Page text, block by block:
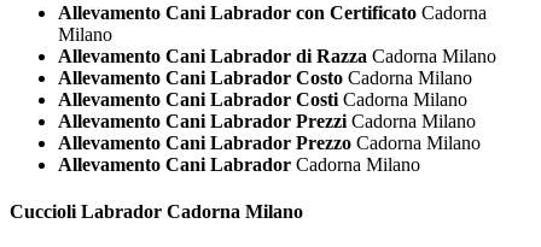
Allevamento Cani Labrador con Certificato Cadorna
Milano
Allevamento Cani Labrador di Razza Cadorna Milano
Allevamento Cani Labrador Costo Cadorna Milano
Allevamento Cani Labrador Costi Cadorna Milano
Allevamento Cani Labrador Prezzi Cadorna Milano
Allevamento Cani Labrador Prezzo Cadorna Milano
Allevamento Cani Labrador Cadorna Milano
Cuccioli Labrador Cadorna Milano